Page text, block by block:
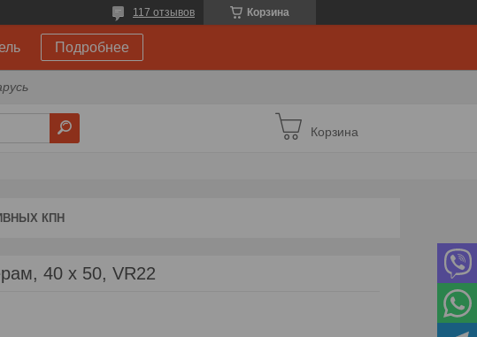
Корзина
117 отзывов
Подробнее
Корзина
КПН
40 x 50, VR22